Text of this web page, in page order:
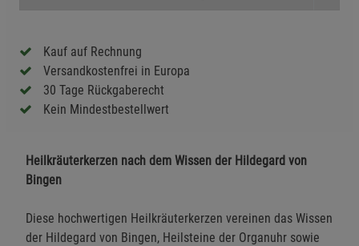
Kauf auf Rechnung
Versandkostenfrei in Europa
30 Tage Rückgaberecht
Kein Mindestbestellwert
Heilkräuterkerzen nach dem Wissen der Hildegard von
Bingen
Diese hochwertigen Heilkräuterkerzen vereinen das Wissen
der Hildegard von Bingen, Heilsteine der Organuhr sowie